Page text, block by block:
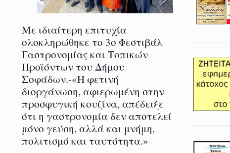
Με ιδιαίτερη επιτυχία
ολοκληρώθηκε το 3ο Φεστιβάλ
Γαστρονομίας και Τοπικών
Προϊόντων του Δήμου
Σοφάδων.-«Η φετινή
διοργάνωση, αφιερωμένη στην
προσφυγική κουζίνα, απέδειξε
ότι η γαστρονομία δεν αποτελεί
μόνο γεύση, αλλά και μνήμη,
πολιτισμό και ταυτότητα.»